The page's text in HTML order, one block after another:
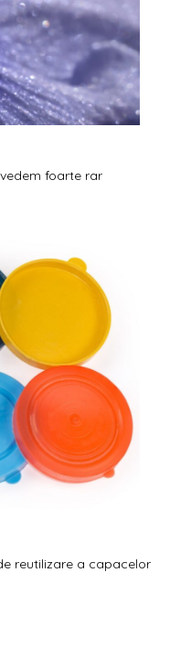
foarte rar
reutilizare a capacelor